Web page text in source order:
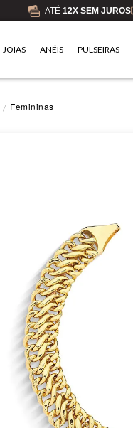
ATÉ 12X SEM JUROS
JOIAS ANÉIS PULSEIRAS
Femininas